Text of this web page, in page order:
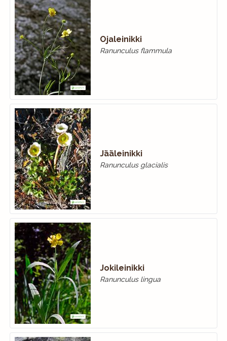
Ojaleinikki
Ranunculus flammula
Jääleinikki
Ranunculus glacialis
Jokileinikki
Ranunculus lingua